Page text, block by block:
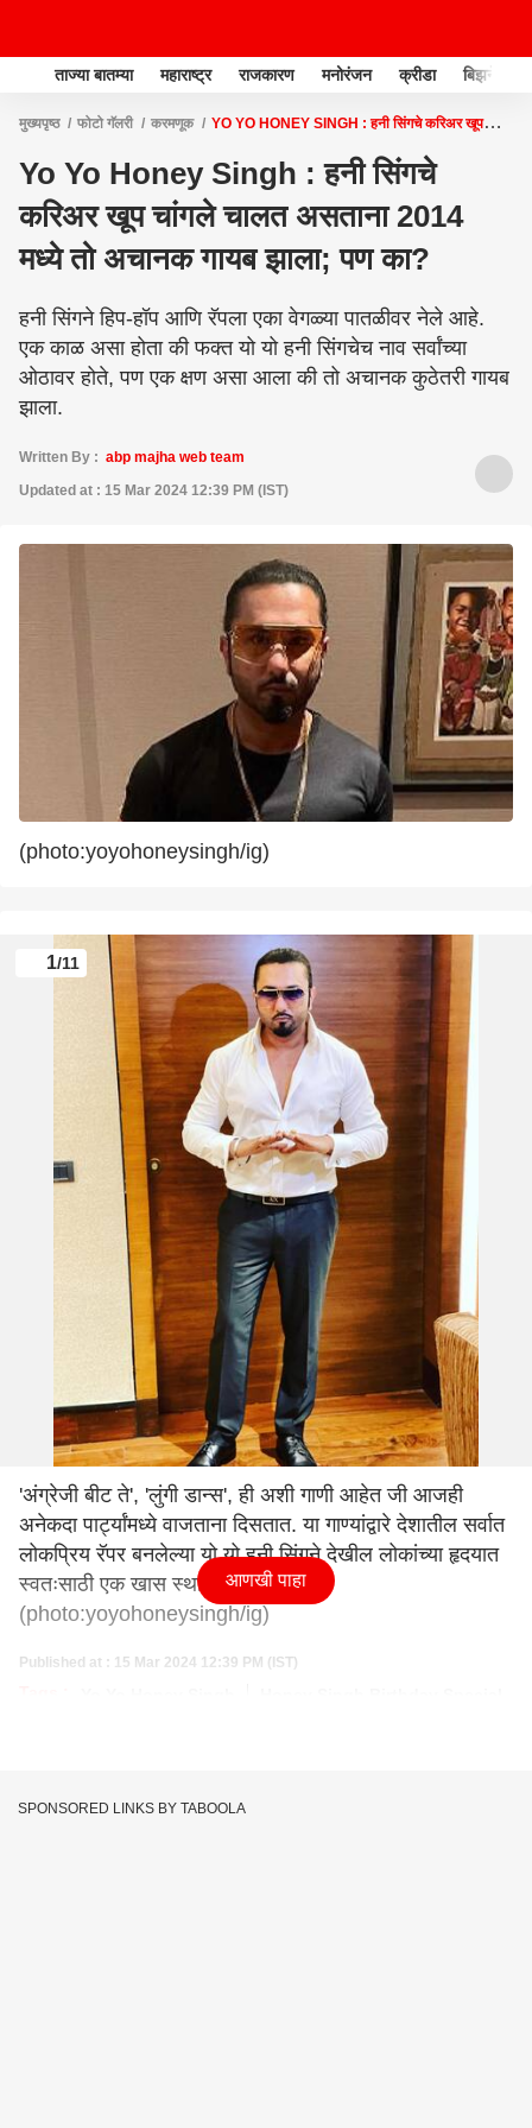
ताज्या बातम्या महाराष्ट्र राजकारण मनोरंजन क्रीडा बिझनेस
मुख्यपृष्ठ फोटो गॅलरी करमणूक
YO YO HONEY SINGH : हनी सिंगचे करिअर खूप
Yo Yo Honey Singh : हनी सिंगचे
करिअर खूप चांगले चालत असताना 2014
मध्ये तो अचानक गायब झाला; पण का?
हनी सिंगने हिप-हॉप आणि रॅपला एका वेगळ्या पातळीवर नेले आहे.
एक काळ असा होता की फक्त यो यो हनी सिंगचेच नाव सर्वांच्या
ओठावर होते, पण एक क्षण असा आला की तो अचानक कुठेतरी गायब
झाला.
Written By : abp majha web team
Updated at : 15 Mar 2024 12:39 PM (IST)
(photo:yoyohoneysingh/ig)
1/11
'अंग्रेजी बीट ते', 'लुंगी डान्स', ही अशी गाणी आहेत जी आजही
अनेकदा पार्ट्यांमध्ये वाजताना दिसतात. या गाण्यांद्वारे देशातील सर्वात
लोकप्रिय रॅपर बनलेल्या यो यो हनी सिंगने देखील लोकांच्या हृदयात
स्वतःसाठी एक खास स्थान निर्माण केले.
(photo:yoyohoneysingh/ig)
Published at : 15 Mar 2024 12:39 PM (IST)
आणखी पाहा
SPONSORED LINKS BY TABOOLA